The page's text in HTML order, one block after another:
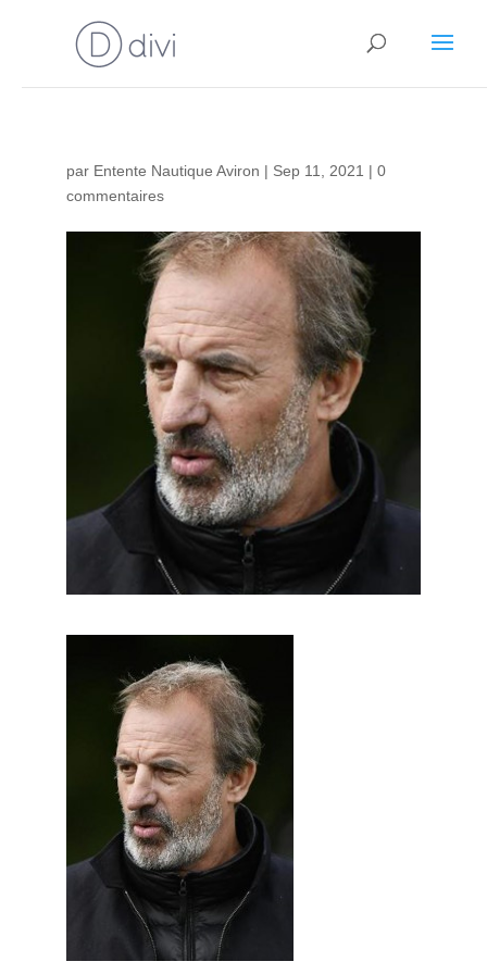
par Entente Nautique Aviron | Sep 11, 2021 | 0
commentaires